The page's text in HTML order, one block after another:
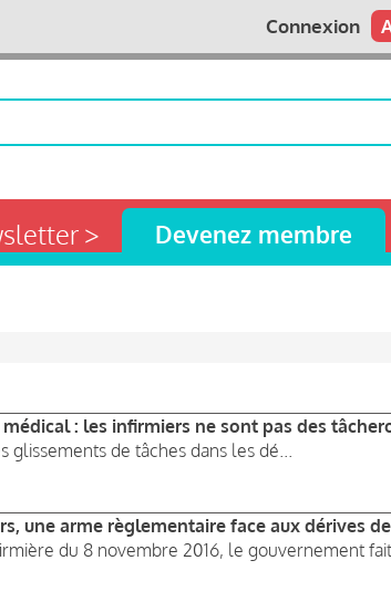
Connexion
> Devenez membre
: les infirmiers ne sont pas des
de tâches dans les dé...
une arme règlementaire face aux dérives
du 8 novembre 2016, le gouvernement